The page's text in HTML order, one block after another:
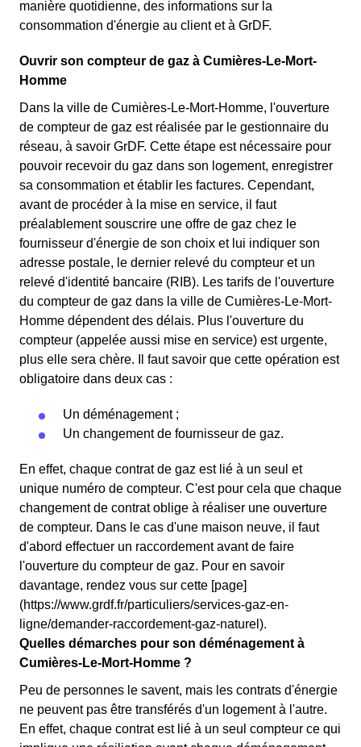
manière quotidienne, des informations sur la
consommation d'énergie au client et à GrDF.
Ouvrir son compteur de gaz à Cumières-Le-Mort-
Homme
Dans la ville de Cumières-Le-Mort-Homme, l'ouverture
de compteur de gaz est réalisée par le gestionnaire du
réseau, à savoir GrDF. Cette étape est nécessaire pour
pouvoir recevoir du gaz dans son logement, enregistrer
sa consommation et établir les factures. Cependant,
avant de procéder à la mise en service, il faut
préalablement souscrire une offre de gaz chez le
fournisseur d'énergie de son choix et lui indiquer son
adresse postale, le dernier relevé du compteur et un
relevé d'identité bancaire (RIB). Les tarifs de l'ouverture
du compteur de gaz dans la ville de Cumières-Le-Mort-
Homme dépendent des délais. Plus l'ouverture du
compteur (appelée aussi mise en service) est urgente,
plus elle sera chère. Il faut savoir que cette opération est
obligatoire dans deux cas :
Un déménagement ;
Un changement de fournisseur de gaz.
En effet, chaque contrat de gaz est lié à un seul et
unique numéro de compteur. C'est pour cela que chaque
changement de contrat oblige à réaliser une ouverture
de compteur. Dans le cas d'une maison neuve, il faut
d'abord effectuer un raccordement avant de faire
l'ouverture du compteur de gaz. Pour en savoir
davantage, rendez vous sur cette [page]
(https://www.grdf.fr/particuliers/services-gaz-en-
ligne/demander-raccordement-gaz-naturel).
Quelles démarches pour son déménagement à
Cumières-Le-Mort-Homme ?
Peu de personnes le savent, mais les contrats d'énergie
ne peuvent pas être transférés d'un logement à l'autre.
En effet, chaque contrat est lié à un seul compteur ce qui